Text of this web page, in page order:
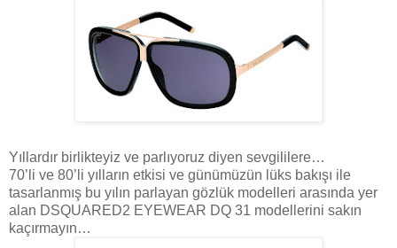
Yıllardır birlikteyiz ve parlıyoruz diyen sevgililere…
70’li ve 80’li yılların etkisi ve günümüzün lüks bakışı ile
tasarlanmış bu yılın parlayan gözlük modelleri arasında yer
alan DSQUARED2 EYEWEAR DQ 31 modellerini sakın
kaçırmayın…